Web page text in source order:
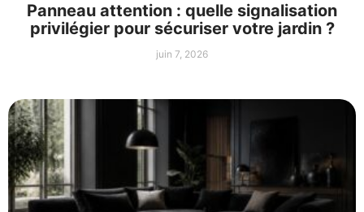
Panneau attention : quelle signalisation
privilégier pour sécuriser votre jardin ?
juin 7, 2026